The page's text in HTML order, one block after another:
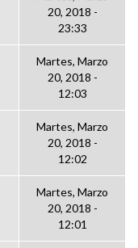
20, 2018 -
23:33
Martes, Marzo
20, 2018 -
12:03
Martes, Marzo
20, 2018 -
12:02
Martes, Marzo
20, 2018 -
12:01